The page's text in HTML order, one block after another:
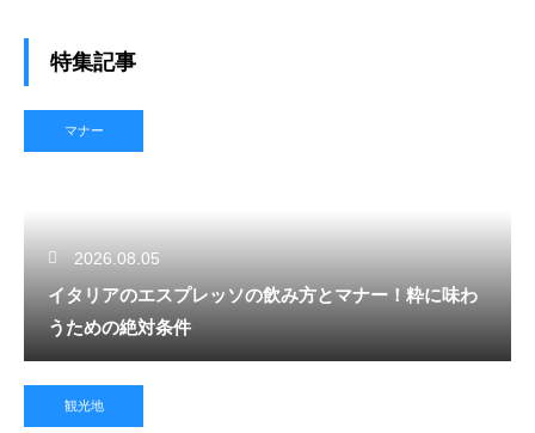
特集記事
マナー
2026.08.05
イタリアのエスプレッソの飲み方とマナー！粋に味わ
うための絶対条件
観光地